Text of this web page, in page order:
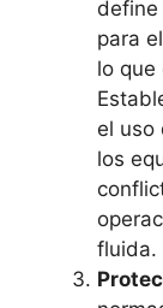
define
para
lo que
el uso
los
fluida.